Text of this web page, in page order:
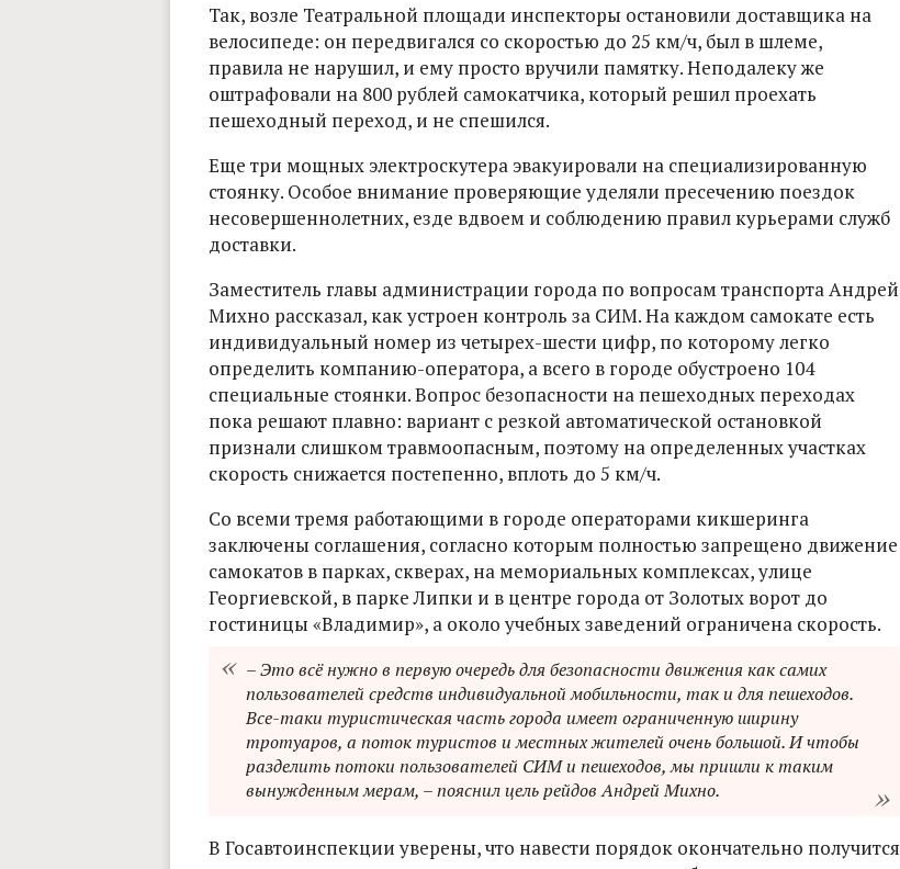
Так, возле Театральной площади инспекторы остановили доставщика на
велосипеде: он передвигался со скоростью до 25 км/ч, был в шлеме,
правила не нарушил, и ему просто вручили памятку. Неподалеку же
оштрафовали на 800 рублей самокатчика, который решил проехать
пешеходный переход, и не спешился.
Еще три мощных электроскутера эвакуировали на специализированную
стоянку. Особое внимание проверяющие уделяли пресечению поездок
несовершеннолетних, езде вдвоем и соблюдению правил курьерами служб
доставки.
Заместитель главы администрации города по вопросам транспорта Андрей
Михно рассказал, как устроен контроль за СИМ. На каждом самокате есть
индивидуальный номер из четырех-шести цифр, по которому легко
определить компанию-оператора, а всего в городе обустроено 104
специальные стоянки. Вопрос безопасности на пешеходных переходах
пока решают плавно: вариант с резкой автоматической остановкой
признали слишком травмоопасным, поэтому на определенных участках
скорость снижается постепенно, вплоть до 5 км/ч.
Со всеми тремя работающими в городе операторами кикшеринга
заключены соглашения, согласно которым полностью запрещено движение
самокатов в парках, скверах, на мемориальных комплексах, улице
Георгиевской, в парке Липки и в центре города от Золотых ворот до
гостиницы «Владимир», а около учебных заведений ограничена скорость.
– Это всё нужно в первую очередь для безопасности движения как самих
пользователей средств индивидуальной мобильности, так и для пешеходов.
Все-таки туристическая часть города имеет ограниченную ширину
тротуаров, а поток туристов и местных жителей очень большой. И чтобы
разделить потоки пользователей СИМ и пешеходов, мы пришли к таким
вынужденным мерам, – пояснил цель рейдов Андрей Михно.
В Госавтоинспекции уверены, что навести порядок окончательно получится